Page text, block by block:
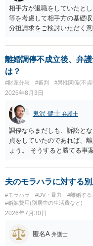
相手方が退職をしていたと
等を考慮して相手方の基礎
分担請求をご検討いただく
て、ご検討いただくのが良
離婚調停不成立後、弁
は？
#財産分与 #審判 #異性関係(不貞
2026年8月3日
鬼沢 健士 弁護士
調停ならまだしも、訴訟と
貞をしていたのであれば、
ょう。 そうすると勝てる事
夫のモラハラに対する
#モラハラ #DV・暴力 #離婚す
#婚姻費用(別居中の生活費など)
2026年7月30日
匿名A 弁護士